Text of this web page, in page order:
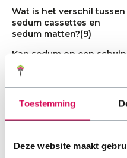
Toestemming
Deze website maakt
Wat is het verschil tussen
sedum cassettes en
sedum matten?(9)
Kan sedum op een schuin
dak geplaatst worden?
Hoe kunnen sedumdaken
biodiversiteit verbeteren?
(7)
sedumdak precies?(0)